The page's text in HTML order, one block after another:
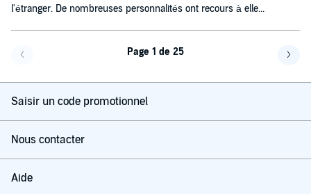
l'étranger. De nombreuses personnalités ont recours à elle...
Page 1 de 25
Saisir un code promotionnel
Nous contacter
Aide